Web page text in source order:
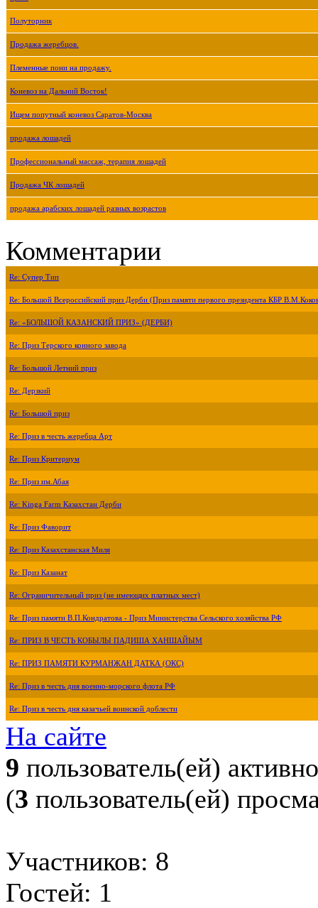
Полуторник
Продажа жеребцов.
Племенные пони на продажу.
Коневоз на Дальний Восток!
Ищем попутный коневоз Саратов-Москва
продажа лошадей
Профессиональный массаж, терапия лошадей
Продажа ЧК лошадей
продажа арабских лошадей разных возрастов
Комментарии
Re: Супер Тип
Re: Большой Всероссийский приз Дерби (Приз памяти первого президента КБР
Re: «БОЛЬШОЙ КАЗАНСКИЙ ПРИЗ» (ДЕРБИ)
Re: Приз Терского конного завода
Re: Большой Летний приз
Re: Дерзкий
Re: Большой приз
Re: Приз в честь жеребца Арт
Re: Приз Критериум
Re: Приз им.Абая
Re: Kinga Farm Казахстан Дерби
Re: Приз Фаворит
Re: Приз Казахстанская Миля
Re: Приз Казанат
Re: Ограничительный приз (не имеющих платных мест)
Re: Приз памяти В.П.Кондратова - Приз Министерства Сельского хозяйства РФ
Re: ПРИЗ В ЧЕСТЬ КОБЫЛЫ ПАДИША ХАНШАЙЫМ
Re: ПРИЗ ПАМЯТИ КУРМАНЖАН ДАТКА (ОКС)
Re: Приз в честь дня военно-морского флота РФ
Re: Приз в честь дня казачьей воинской доблести
На сайте
9 пользователь(ей) активно
(3 пользователь(ей)
Участников: 8
Гостей: 1